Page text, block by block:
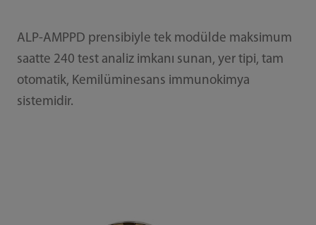
ALP-AMPPD prensibiyle tek modülde maksimum
saatte 240 test analiz imkanı sunan, yer tipi, tam
otomatik, Kemilüminesans immunokimya
sistemidir.